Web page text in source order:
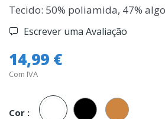
Tecido: 50% poliamida, 47%
Escrever uma Avaliação
14,99 €
Com IVA
Cor :
Branco Preto